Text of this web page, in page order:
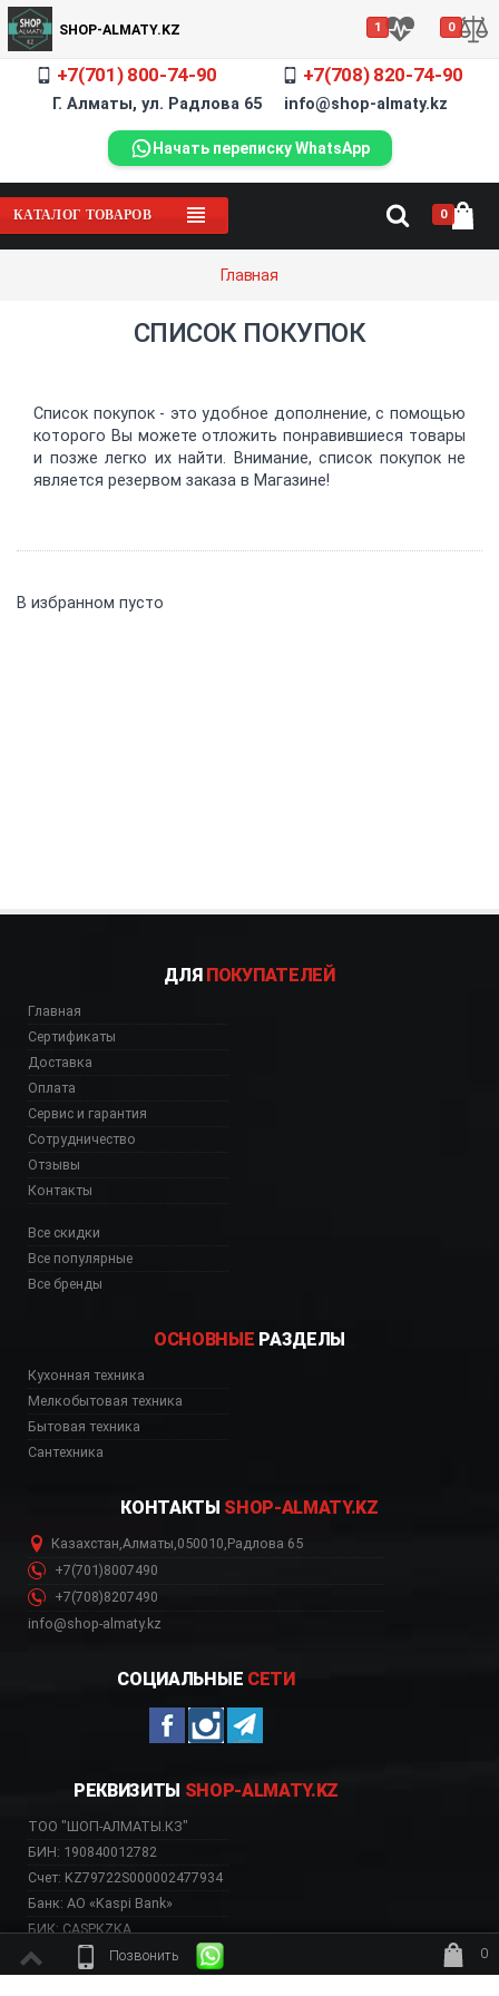
SHOP-ALMATY.KZ 1 0
+7(701) 800-74-90 +7(708) 820-74-90
Г. Алматы, ул. Радлова 65 info@shop-almaty.kz
Начать переписку WhatsApp
КАТАЛОГ ТОВАРОВ 0
Главная
Позвонить
0
ждёт заказ
СПИСОК ПОКУПОК
Список покупок - это удобное дополнение, с помощью
которого Вы можете отложить понравившиеся товары
и позже легко их найти. Внимание, список покупок не
является резервом заказа в Магазине!
В избранном пусто
ДЛЯ ПОКУПАТЕЛЕЙ
Главная
Сертификаты
Доставка
Оплата
Сервис и гарантия
Сотрудничество
Отзывы
Контакты
Все скидки
Все популярные
Все бренды
ОСНОВНЫЕ РАЗДЕЛЫ
Кухонная техника
Мелкобытовая техника
Бытовая техника
Сантехника
КОНТАКТЫ SHOP-ALMATY.KZ
Казахстан,Алматы,050010,Радлова 65
+7(701)8007490
+7(708)8207490
info@shop-almaty.kz
СОЦИАЛЬНЫЕ СЕТИ
РЕКВИЗИТЫ SHOP-ALMATY.KZ
ТОО "ШОП-АЛМАТЫ.КЗ"
БИН: 190840012782
Счет: KZ79722S000002477934
Банк: АО «Kaspi Bank»
БИК: CASPKZKA